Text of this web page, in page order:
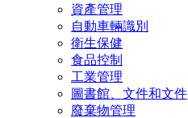
資產管理
自動車輛識別
衛生保健
食品控制
工業管理
圖書館、文件和文件
廢棄物管理